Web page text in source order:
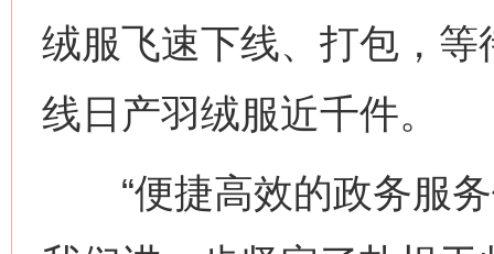
绒服飞速下线、打包，
线日产羽绒服近千件。
“便捷高效的政务服务